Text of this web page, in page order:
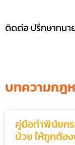
ติดต่อ ปรึกษาทน
บทความกฎ
คู่มือทำพินัยก
ป่วย ให้ถูกต้อ